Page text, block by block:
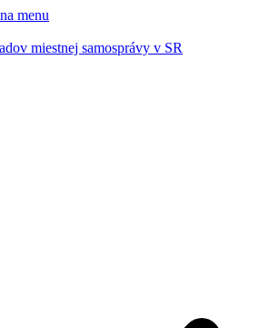
menu
miestnej samosprávy v SR